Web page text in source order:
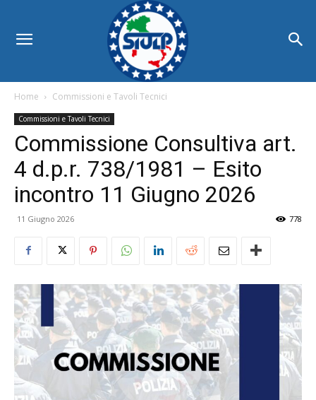
Home Commissioni e Tavoli Tecnici
Commissioni e Tavoli Tecnici
Commissione Consultiva art.
4 d.p.r. 738/1981 – Esito
incontro 11 Giugno 2026
11 Giugno 2026 778